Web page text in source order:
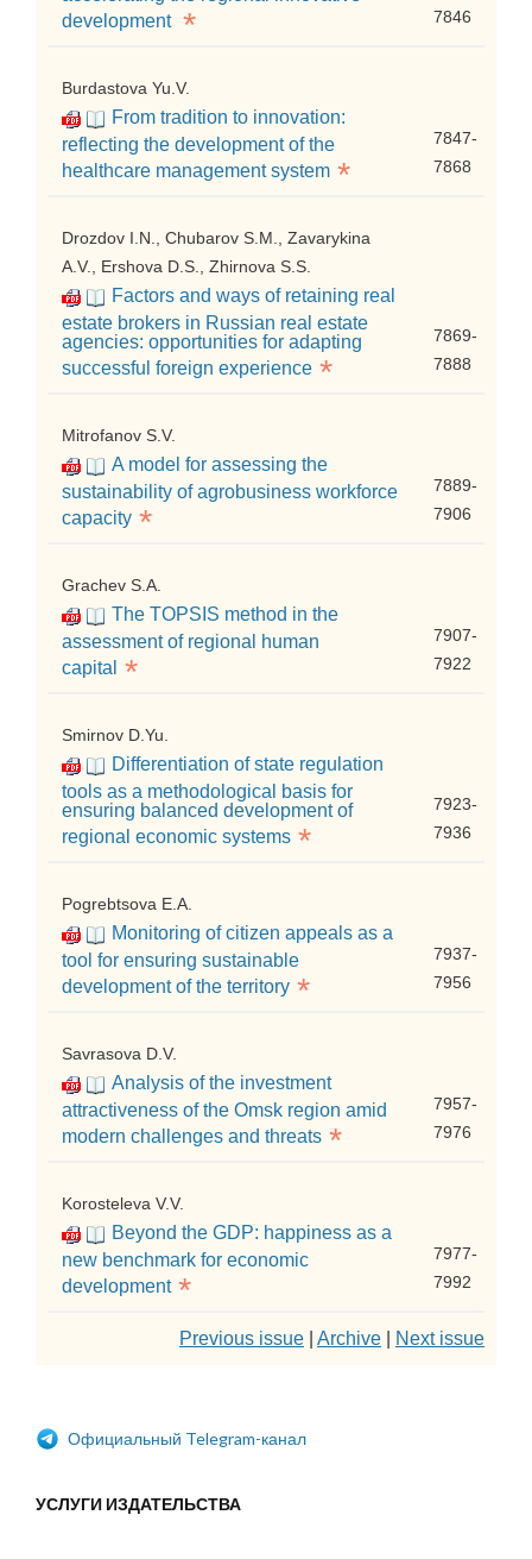
development *
7846
Burdastova Yu.V.
From tradition to innovation:
reflecting the development of the
healthcare management system *
7847-
7868
Drozdov I.N., Chubarov S.M., Zavarykina
A.V., Ershova D.S., Zhirnova S.S.
Factors and ways of retaining real
estate brokers in Russian real estate
agencies: opportunities for adapting
successful foreign experience *
7869-
7888
Mitrofanov S.V.
A model for assessing the
sustainability of agrobusiness workforce
capacity *
7889-
7906
Grachev S.A.
The TOPSIS method in the
assessment of regional human
capital
*
7907-
7922
Smirnov D.Yu.
Differentiation of state regulation
tools as a methodological basis for
ensuring balanced development of
regional economic systems *
7923-
7936
Pogrebtsova E.A.
Monitoring of citizen appeals as a
tool for ensuring sustainable
development of the territory *
7937-
7956
Savrasova D.V.
Analysis of the investment
attractiveness of the Omsk region amid
modern challenges and threats *
7957-
7976
Korosteleva V.V.
Beyond the GDP: happiness as a
new benchmark for economic
development *
7977-
7992
Previous issue Archive Next issue
Официальный Telegram-канал
УСЛУГИ ИЗДАТЕЛЬСТВА